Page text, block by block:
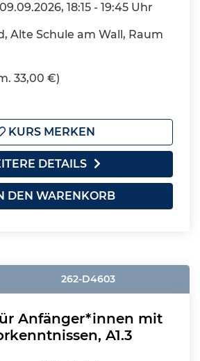
18:15 - 19:45 Uhr
Alte Schule am Wall, Raum
33,00 €)
KURS MERKEN
DETAILS
DEN WARENKORB
262-D4603
Anfänger*innen mit
A1.3